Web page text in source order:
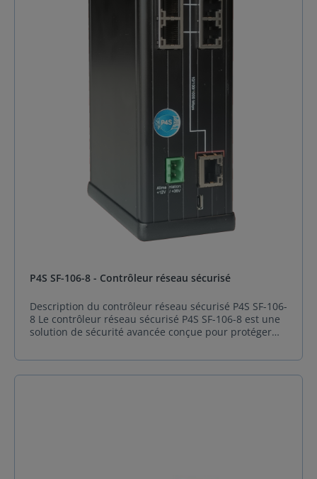
P4S SF-106-8 - Contrôleur réseau sécurisé
Description du contrôleur réseau sécurisé P4S SF-106-
8 Le contrôleur réseau sécurisé P4S SF-106-8 est une
solution de sécurité avancée conçue pour protéger
ports Ethernet 10/100/1000 Mbps, ce contrôleur